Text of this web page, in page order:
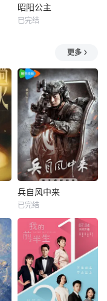
昭阳公主
已完结
更多
兵自风中来
已完结